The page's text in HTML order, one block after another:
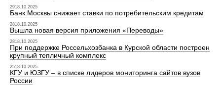
2918.10.2025
Банк Москвы снижает ставки по потребительским кредитам
2818.10.2025
Вышла новая версия приложения «Переводы»
2818.10.2025
При поддержке Россельхозбанка в Курской области построен
крупный тепличный комплекс
2518.10.2025
КГУ и ЮЗГУ – в списке лидеров мониторинга сайтов вузов
России